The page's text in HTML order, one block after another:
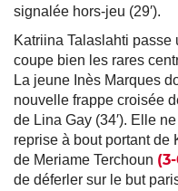
signalée hors-jeu (29′).
Katriina Talaslahti
coupe bien les rares
La jeune Inès Marques
nouvelle frappe croisée
de Lina Gay (34′). Elle
reprise à bout portant de
de Meriame Terchoun
de déferler sur le but